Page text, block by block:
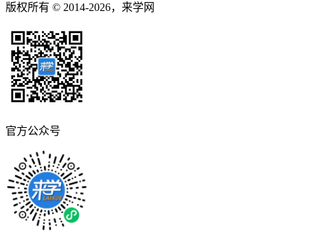
版权所有 © 2014-2026，来学网
官方公众号